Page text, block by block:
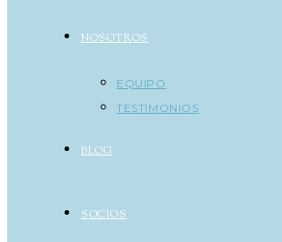
NOSOTROS
EQUIPO
TESTIMONIOS
BLOG
SOCIOS